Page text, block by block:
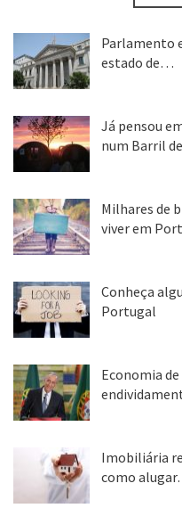
Parlamento
estado de…
Já pensou
num Barril
Milhares de
viver em
Conheça
Portugal
Economia
Imobiliária
como